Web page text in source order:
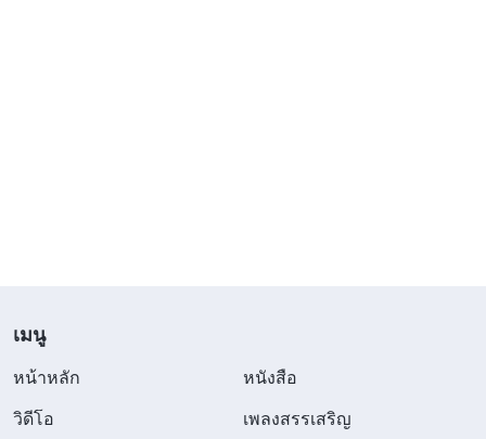
เมนู
หน้าหลัก
หนังสือ
วิดีโอ
เพลงสรรเสริญ